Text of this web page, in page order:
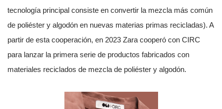
tecnología principal consiste en convertir la mezcla más común
de poliéster y algodón en nuevas materias primas recicladas). A
partir de esta cooperación, en 2023 Zara cooperó con CIRC
para lanzar la primera serie de productos fabricados con
materiales reciclados de mezcla de poliéster y algodón.